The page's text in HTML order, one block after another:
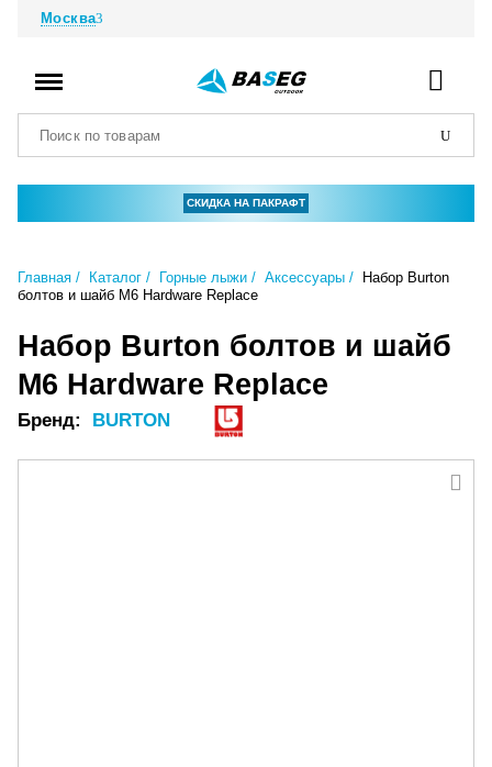
Москва
СКИДКА НА ПАКРАФТ
Главная Каталог Горные лыжи Аксессуары
Набор Burton
болтов и шайб M6 Hardware Replace
Набор Burton болтов и шайб
M6 Hardware Replace
Бренд: BURTON